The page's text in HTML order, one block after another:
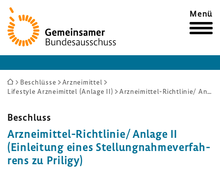
Zur
Startseite
Menü
Sie
sind
Beschlüsse
Arzneimittel
Lifestyle Arzneimittel (Anlage II)
Arzneimittel-Richtlinie/ Anlage II (Einleitung eines Stellungnahmeverfahrens zu Priligy)
Beschluss
Arzneimittel-​Richtlinie/ Anlage II
(Einlei­tung eines Stel­lung­nah­me­ver­fah­
rens zu Priligy)